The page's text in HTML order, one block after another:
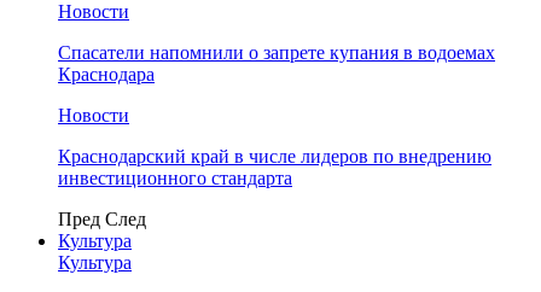
Новости
Спасатели напомнили о запрете купания в водоемах
Краснодара
Новости
Краснодарский край в числе лидеров по внедрению
инвестиционного стандарта
Пред След
Культура
Культура